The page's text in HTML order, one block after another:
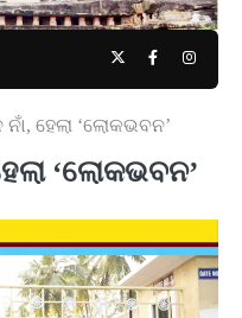
TwitterFacebook
ହେଲା ‘ଲୋକଭବନ’
‘ଲୋକଭବନ’